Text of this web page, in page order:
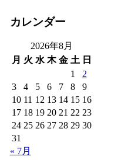
カレンダー
2026年8月
月 火 水 木 金 土 日
1
2
3
4 5 6 7 8
9
10 11 12 13 14 15 16
17 18 19 20 21 22 23
24 25 26 27 28 29 30
31
« 7月